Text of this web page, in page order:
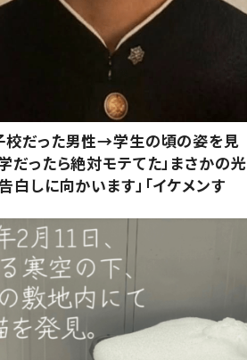
校だった男性→学生の頃の姿を見
だったら絶対モテてた」まさかの光
白しに向かいます」「イケメンす